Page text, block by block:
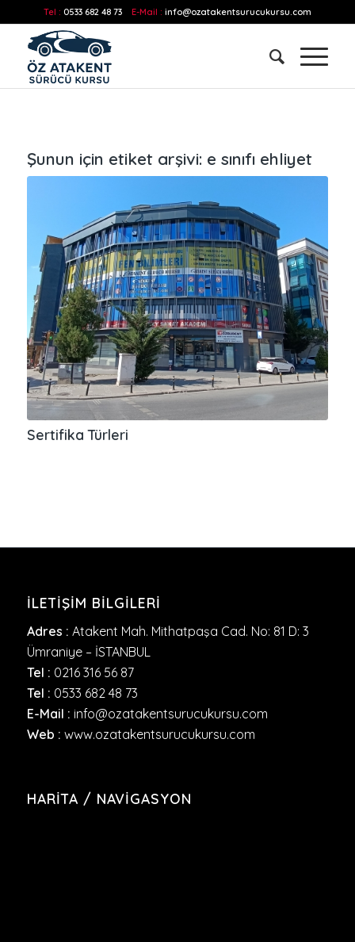
Tel : 0533 682 48 73 E-Mail : info@ozatakentsurucukursu.com
Şunun için etiket arşivi: e sınıfı ehliyet
Sertifika Türleri
İLETIŞIM BILGILERI
Adres : Atakent Mah. Mithatpaşa Cad. No: 81 D: 3
Ümraniye – İSTANBUL
Tel : 0216 316 56 87
Tel : 0533 682 48 73
E-Mail : info@ozatakentsurucukursu.com
Web : www.ozatakentsurucukursu.com
HARITA / NAVIGASYON